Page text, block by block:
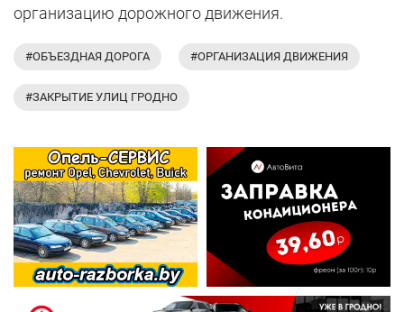
организацию дорожного движения.
#ОБЪЕЗДНАЯ ДОРОГА #ОРГАНИЗАЦИЯ ДВИЖЕНИЯ
#ЗАКРЫТИЕ УЛИЦ ГРОДНО